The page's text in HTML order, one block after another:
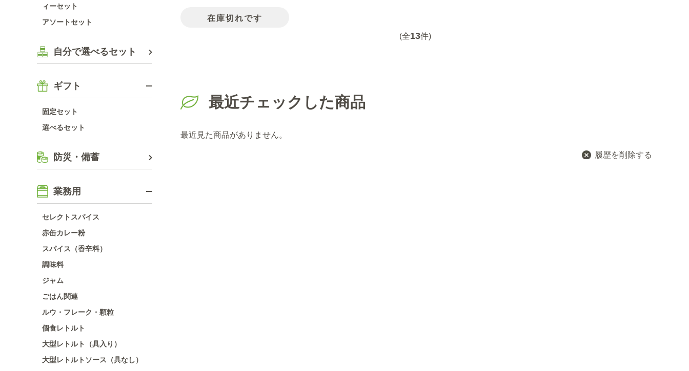
ィーセット
アソートセット
自分で選べるセット
ギフト
固定セット
選べるセット
防災・備蓄
業務用
セレクトスパイス
赤缶カレー粉
スパイス（香辛料）
調味料
ジャム
ごはん関連
ルウ・フレーク・顆粒
個食レトルト
大型レトルト（具入り）
大型レトルトソース（具なし）
在庫切れです
(全13件)
最近チェックした商品
最近見た商品がありません。
履歴を削除する